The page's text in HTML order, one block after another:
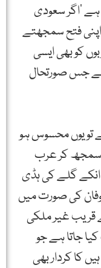
‘اگر سعودی
فتح سمجھتے
کو بھی ایسی
ہے جس صورتحال
تو یوں محسوس ہو
کر عرب
گلے کی ہڈی
کی صورت میں
قریب غیر ملکی
جاتا ہے جو
کا کردار بھی